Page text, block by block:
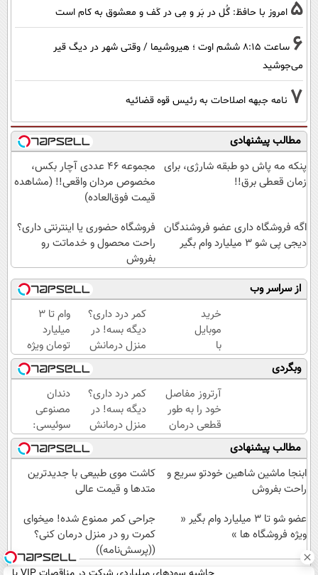
5 امروز با حافظ: گُل در بَر و مِی در کَف و معشوق به کام است
6
ساعت ۸:۱۵ ششم اوت ؛ هیروشیما / وقتی شهر در دیگ قیر
می‌جوشید
7 نامه جبهه اصلاحات به رئیس قوه قضائیه
مطالب پیشنهادی
پنکه مه پاش دو طبقه شارژی، برای
زمان قعطی برق!!
مجموعه ۴۶ عددی آچار بکس،
مخصوص مردان واقعی!! (مشاهده
قیمت فوق‌العاده)
اگه فروشگاه داری عضو فروشندگان
دیجی پی شو 3 میلیارد وام بگیر
فروشگاه حضوری یا اینترنتی داری؟
راحت محصول و خدماتت رو
بفروش
از سراسر وب
خرید
موبایل
با
اسنپ
پی | در
۴
قسط
بدون
سود و
کارمزد!
کمر درد داری؟
دیگه بسه! در
منزل درمانش
کن
(◀پرسش‌نامه)
وام تا ۳
میلیارد
تومان ویژه
صاحبان
فروشگاه‌های
آنلاین و
حضوری
وبگردی
آرتروز مفاصل
خود را به طور
قطعی درمان
کنید!
◗پرسش‌نامه◖
کمر درد داری؟
دیگه بسه! در
منزل درمانش
کن
(◀پرسش‌نامه)
دندان
مصنوعی
سوئیسی:
جدیدترین
فناوری
اروپا،
پرداخت
قسطی
مطالب پیشنهادی
ابنجا ماشین شاهین خودتو سریع و
راحت بفروش
کاشت موی طبیعی با جدیدترین
متدها و قیمت عالی
عضو شو تا 3 میلیارد وام بگیر «
ویژه فروشگاه ها »
جراحی کمر ممنوع شده! میخوای
کمرت رو در منزل درمان کنی؟
((پرسش‌نامه))